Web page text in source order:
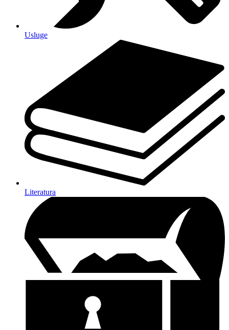
Usluge
Literatura